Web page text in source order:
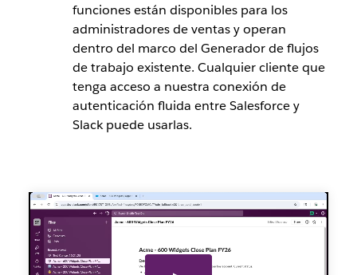
funciones están disponibles para los
administradores de ventas y operan
dentro del marco del Generador de flujos
de trabajo existente. Cualquier cliente que
tenga acceso a nuestra conexión de
autenticación fluida entre Salesforce y
Slack puede usarlas.